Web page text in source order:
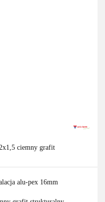
ciemny grafit
alu-pex 16mm